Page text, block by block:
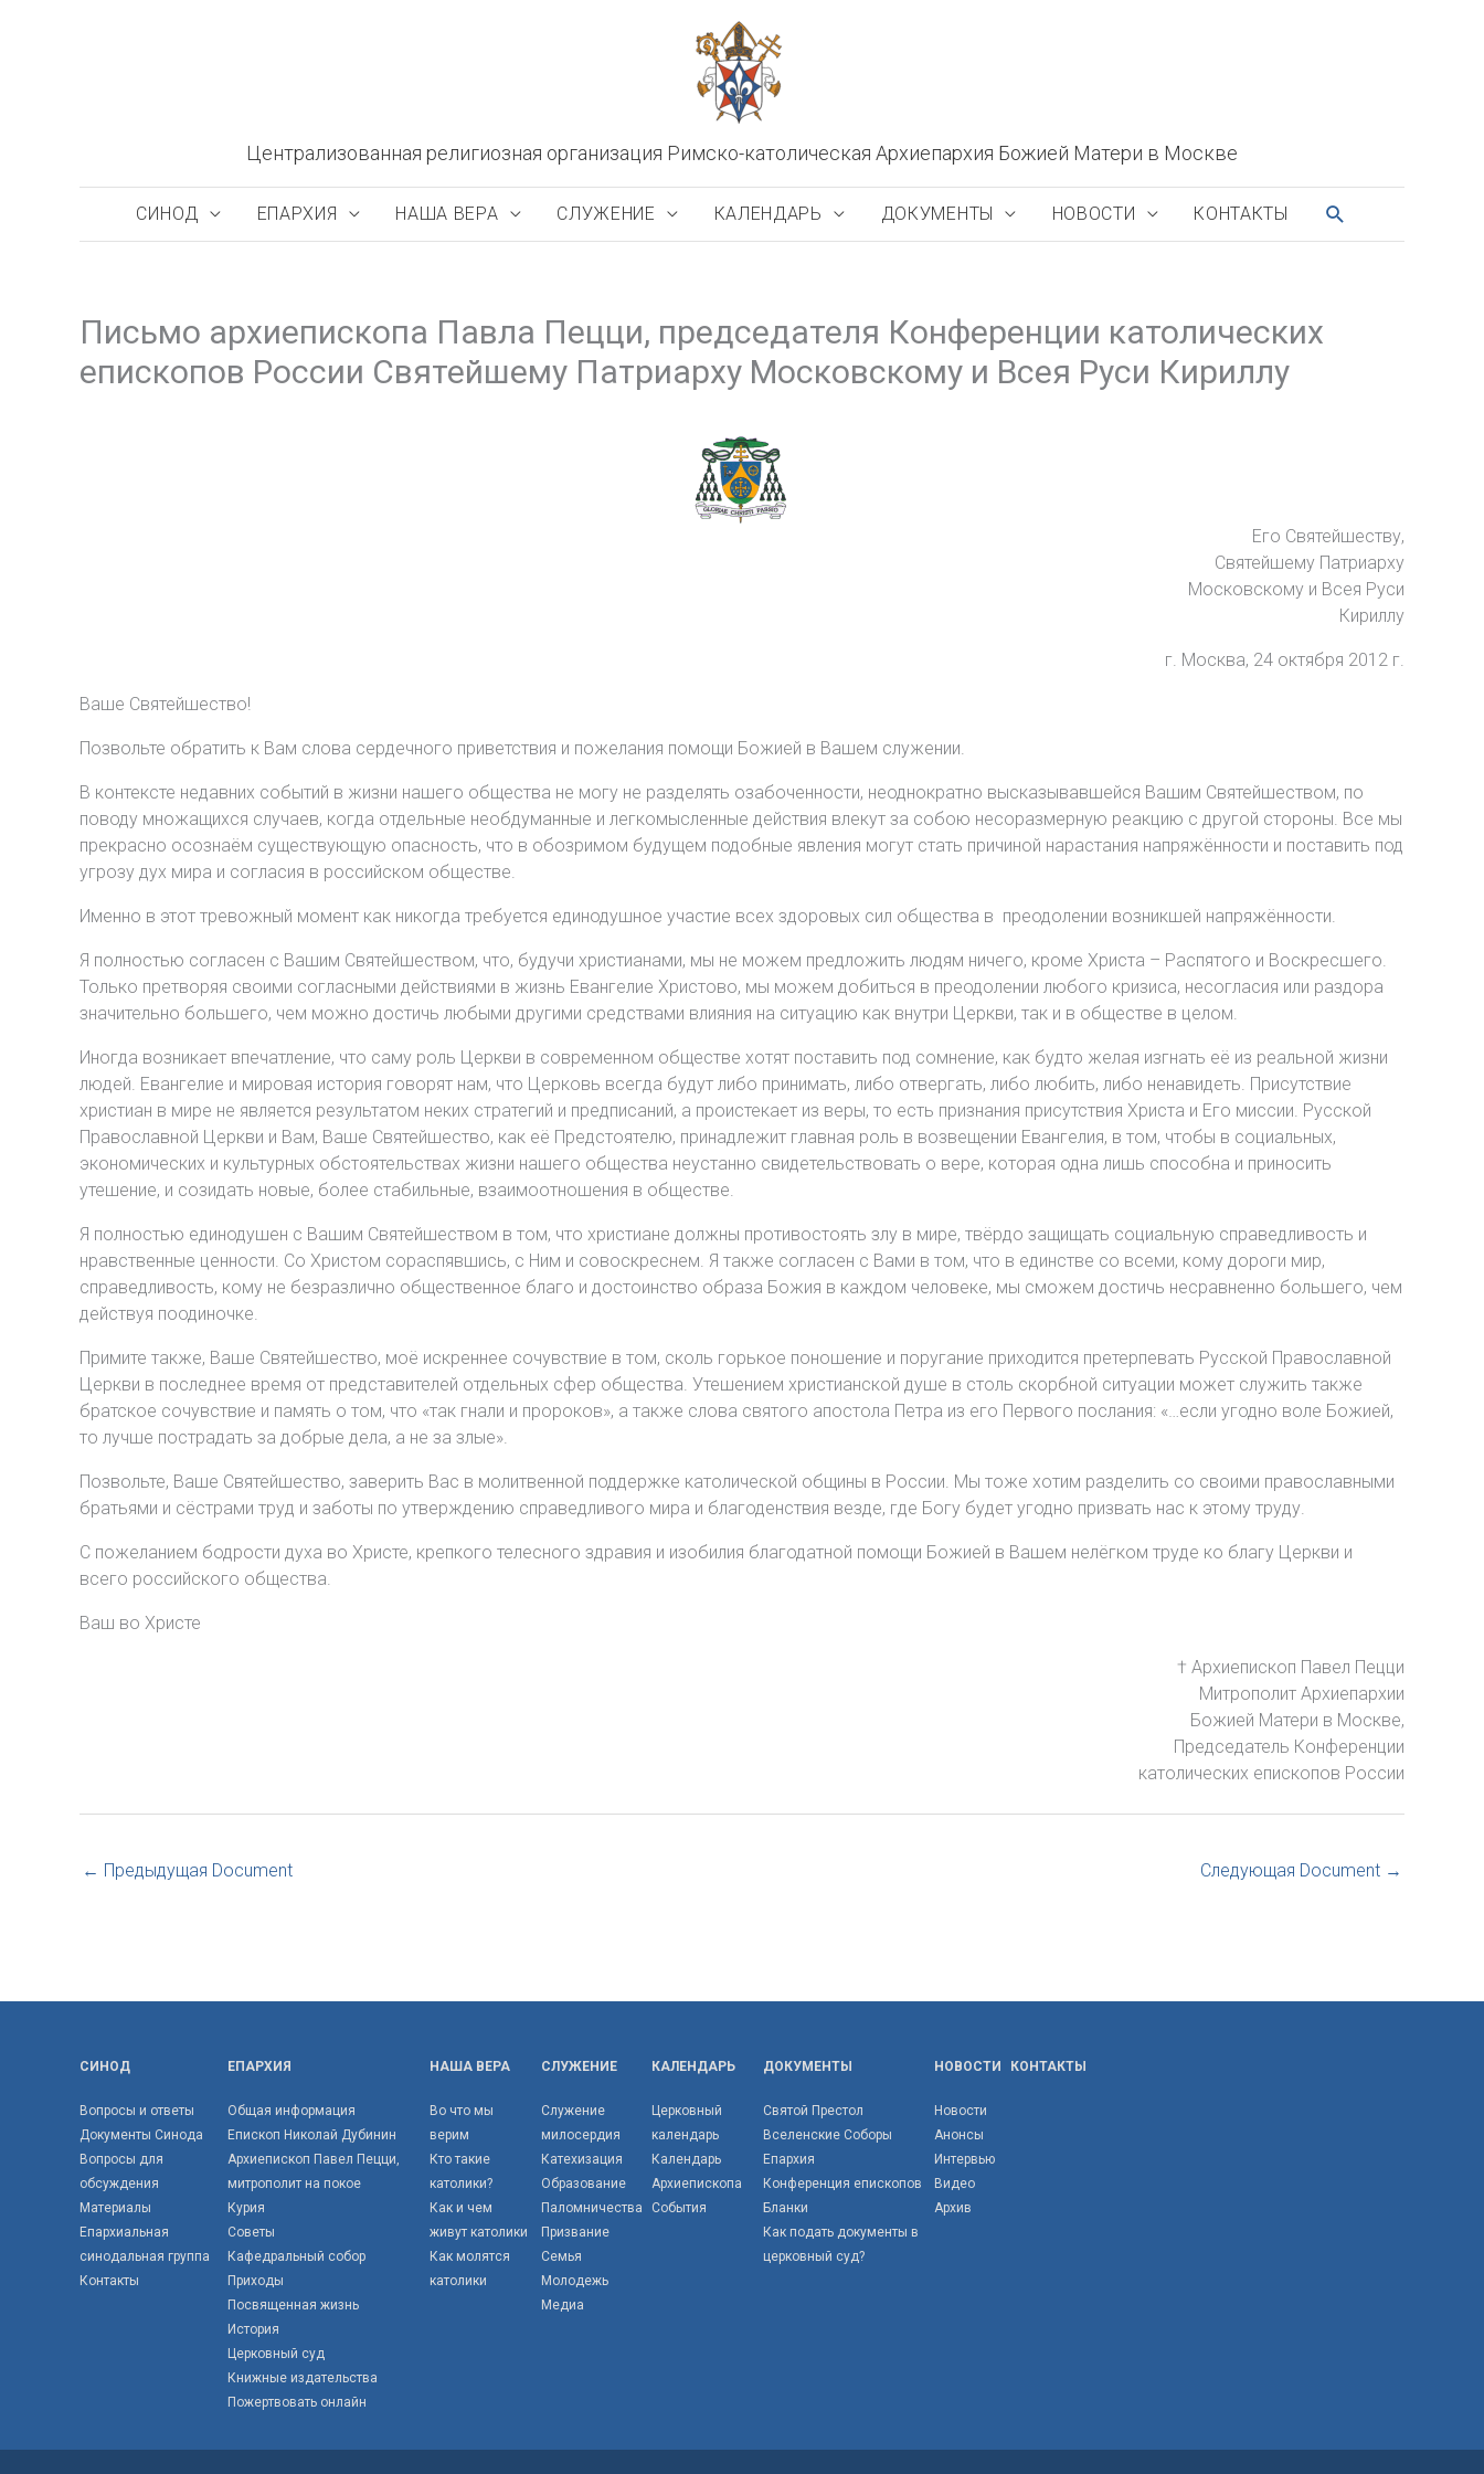
Централизованная религиозная организация Римско-католическая Архиепархия Божией Матери в Москве
СИНОД ЕПАРХИЯ НАША ВЕРА СЛУЖЕНИЕ КАЛЕНДАРЬ ДОКУМЕНТЫ НОВОСТИ КОНТАКТЫ ПОИСК
Письмо архиепископа Павла Пецци, председателя Конференции католических
епископов России Святейшему Патриарху Московскому и Всея Руси Кириллу
Его Святейшеству,
Святейшему Патриарху
Московскому и Всея Руси
Кириллу
г. Москва, 24 октября 2012 г.
Ваше Святейшество!
Позвольте обратить к Вам слова сердечного приветствия и пожелания помощи Божией в Вашем служении.
В контексте недавних событий в жизни нашего общества не могу не разделять озабоченности, неоднократно высказывавшейся Вашим Святейшеством, по
поводу множащихся случаев, когда отдельные необдуманные и легкомысленные действия влекут за собою несоразмерную реакцию с другой стороны. Все мы
прекрасно осознаём существующую опасность, что в обозримом будущем подобные явления могут стать причиной нарастания напряжённости и поставить под
угрозу дух мира и согласия в российском обществе.
Именно в этот тревожный момент как никогда требуется единодушное участие всех здоровых сил общества в преодолении возникшей напряжённости.
Я полностью согласен с Вашим Святейшеством, что, будучи христианами, мы не можем предложить людям ничего, кроме Христа – Распятого и Воскресшего.
Только претворяя своими согласными действиями в жизнь Евангелие Христово, мы можем добиться в преодолении любого кризиса, несогласия или раздора
значительно большего, чем можно достичь любыми другими средствами влияния на ситуацию как внутри Церкви, так и в обществе в целом.
Иногда возникает впечатление, что саму роль Церкви в современном обществе хотят поставить под сомнение, как будто желая изгнать её из реальной жизни
людей. Евангелие и мировая история говорят нам, что Церковь всегда будут либо принимать, либо отвергать, либо любить, либо ненавидеть. Присутствие
христиан в мире не является результатом неких стратегий и предписаний, а проистекает из веры, то есть признания присутствия Христа и Его миссии. Русской
Православной Церкви и Вам, Ваше Святейшество, как её Предстоятелю, принадлежит главная роль в возвещении Евангелия, в том, чтобы в социальных,
экономических и культурных обстоятельствах жизни нашего общества неустанно свидетельствовать о вере, которая одна лишь способна и приносить
утешение, и созидать новые, более стабильные, взаимоотношения в обществе.
Я полностью единодушен с Вашим Святейшеством в том, что христиане должны противостоять злу в мире, твёрдо защищать социальную справедливость и
нравственные ценности. Со Христом сораспявшись, с Ним и совоскреснем. Я также согласен с Вами в том, что в единстве со всеми, кому дороги мир,
справедливость, кому не безразлично общественное благо и достоинство образа Божия в каждом человеке, мы сможем достичь несравненно большего, чем
действуя поодиночке.
Примите также, Ваше Святейшество, моё искреннее сочувствие в том, сколь горькое поношение и поругание приходится претерпевать Русской Православной
Церкви в последнее время от представителей отдельных сфер общества. Утешением христианской душе в столь скорбной ситуации может служить также
братское сочувствие и память о том, что «так гнали и пророков», а также слова святого апостола Петра из его Первого послания: «…если угодно воле Божией,
то лучше пострадать за добрые дела, а не за злые».
Позвольте, Ваше Святейшество, заверить Вас в молитвенной поддержке католической общины в России. Мы тоже хотим разделить со своими православными
братьями и сёстрами труд и заботы по утверждению справедливого мира и благоденствия везде, где Богу будет угодно призвать нас к этому труду.
С пожеланием бодрости духа во Христе, крепкого телесного здравия и изобилия благодатной помощи Божией в Вашем нелёгком труде ко благу Церкви и
всего российского общества.
Ваш во Христе
† Архиепископ Павел Пецци
Митрополит Архиепархии
Божией Матери в Москве,
Председатель Конференции
католических епископов России
← Предыдущая Document Следующая Document →
СИНОД
Вопросы и ответы
Документы Синода
Вопросы для
обсуждения
Материалы
Епархиальная
синодальная группа
Контакты
ЕПАРХИЯ
Общая информация
Епископ Николай Дубинин
Архиепископ Павел Пецци,
митрополит на покое
Курия
Советы
Кафедральный собор
Приходы
Посвященная жизнь
История
Церковный суд
Книжные издательства
Пожертвовать онлайн
НАША ВЕРА
Во что мы
верим
Кто такие
католики?
Как и чем
живут католики
Как молятся
католики
СЛУЖЕНИЕ
Служение
милосердия
Катехизация
Образование
Паломничества
Призвание
Семья
Молодежь
Медиа
КАЛЕНДАРЬ
Церковный
календарь
Календарь
Архиепископа
События
ДОКУМЕНТЫ
Святой Престол
Вселенские Соборы
Епархия
Конференция епископов
Бланки
Как подать документы в
церковный суд?
НОВОСТИ
Новости
Анонсы
Интервью
Видео
Архив
КОНТАКТЫ